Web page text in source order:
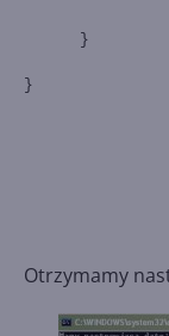
}
}
Otrzymamy